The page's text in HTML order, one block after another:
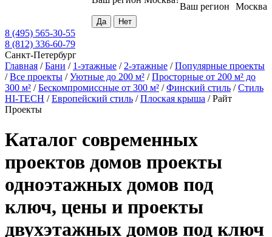
Москва
Ваш регион
8 (495) 565-30-55
8 (812) 336-60-79
Санкт-Петербург
Главная /Бани / 1-этажные / 2-этажные /Популярные проекты
/Все проекты /Уютные до 200 м² /Просторные от 200 м² до
300 м² /Бескомпромиссные от 300 м² /Финский стиль /Стиль
HI-TECH /Европейский стиль /Плоская крыша /Райт
Проекты
Каталог современных
проектов домов проекты
одноэтажных домов под
ключ, цены и проекты
двухэтажных домов под ключ